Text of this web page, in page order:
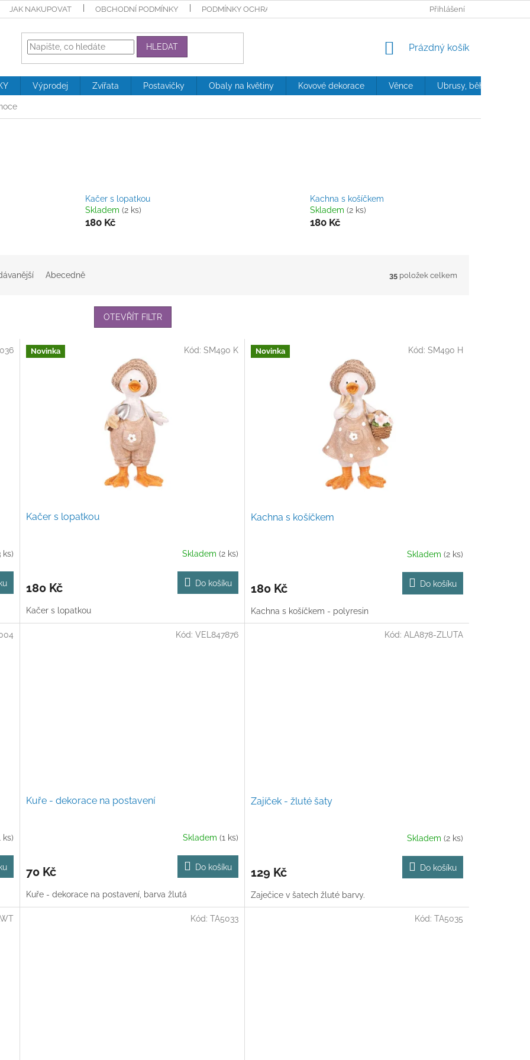
JAK NAKUPOVAT OBCHODNÍ PODMÍNKY PODMÍNKY OCHRANY OSOBNÍCH ÚDAJŮ Přihlášení
HLEDAT
NÁKUPNÍ
Prázdný košík
Výprodej Zvířata Postavičky Obaly na květiny Kovové dekorace Věnce Ubrusy, běhouny,
Kačer s lopatkou
Skladem(2 ks)
180 Kč
Kachna s košíčkem
Skladem (2 ks)
180 Kč
Abecedně 35 položek celkem
OTEVŘÍT FILTR
ks)
Novinka
Kačer s lopatkou
Skladem (2 ks)
180 Kč Do košíku
Kačer s lopatkou
Kód: SM490 K Novinka
Kachna s košíčkem
Skladem (2 ks)
180 Kč Do košíku
Kachna s košíčkem - polyresin
Kód: SM490 H
ks)
Kuře - dekorace na postavení
Skladem (1 ks)
70 Kč Do košíku
Kuře - dekorace na postavení, barva žlutá
Kód: VEL847876
Zajíček - žluté šaty
Skladem (2 ks)
129 Kč Do košíku
Zaječice v šatech žluté barvy.
Kód: ALA878-ZLUTA
Kód: TA5033 Kód: TA5035